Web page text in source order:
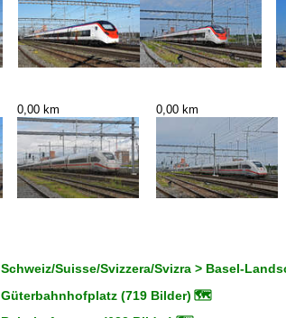
0,00 km 0,00 km
Schweiz/Suisse/Svizzera/Svizra > Basel-
Güterbahnhofplatz (719 Bilder) 🗺